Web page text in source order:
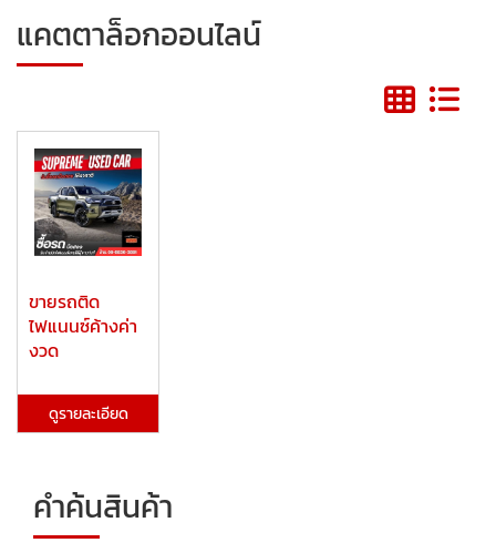
แคตตาล็อกออนไลน์
ขายรถติด
ไฟแนนซ์ค้างค่า
งวด
ดูรายละเอียด
คำค้นสินค้า